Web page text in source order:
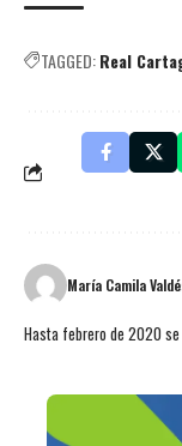
TAGGED:Real
María Camila
Hasta febrero de 2020 se